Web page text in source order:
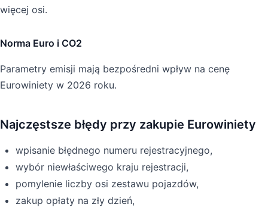
więcej osi.
Norma Euro i CO2
Parametry emisji mają bezpośredni wpływ na cenę
Eurowiniety w 2026 roku.
Najczęstsze błędy przy zakupie Eurowiniety
wpisanie błędnego numeru rejestracyjnego,
wybór niewłaściwego kraju rejestracji,
pomylenie liczby osi zestawu pojazdów,
zakup opłaty na zły dzień,